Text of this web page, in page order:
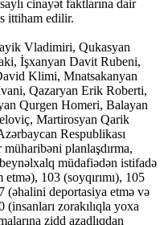
cinayət faktlarına dair
ittiham edilir.
Vladimiri, Qukasyan
İşxanyan Davit Rubeni,
Klimi, Mnatsakanyan
Qazaryan Erik Roberti,
Qurgen Homeri, Balayan
Martirosyan Qarik
Respublikası
planlaşdırma,
müdafiədən istifadə
103 (soyqırımı), 105
deportasiya etmə və
zorakılıqla yoxa
zidd azadlıqdan